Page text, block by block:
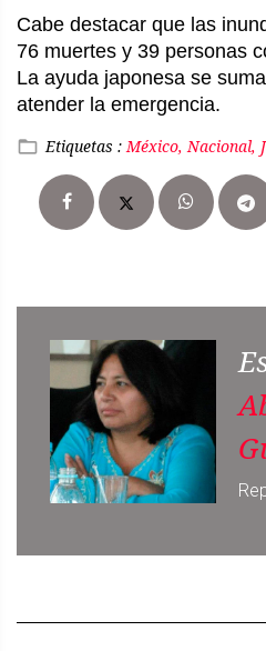
Cabe destacar que las
76 muertes y 39 personas
La ayuda japonesa se
atender la emergencia.
Etiquetas :México, Nacional,